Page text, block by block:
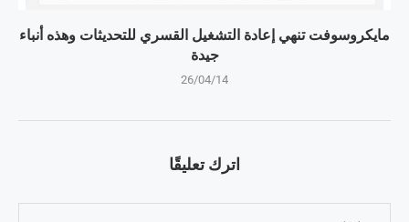
مايكروسوفت تنهي إعادة التشغيل القسري للتحديثات وهذه أنباء
جيدة
26/04/14
اترك تعليقًا